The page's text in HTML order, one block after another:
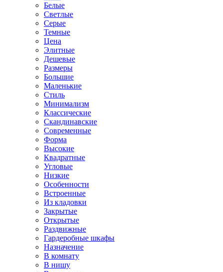
Белые
Светлые
Серые
Темные
Цена
Элитные
Дешевые
Размеры
Большие
Маленькие
Стиль
Минимализм
Классические
Скандинавские
Современные
Форма
Высокие
Квадратные
Угловые
Низкие
Особенности
Встроенные
Из кладовки
Закрытые
Открытые
Раздвижные
Гардеробные шкафы
Назначение
В комнату
В нишу